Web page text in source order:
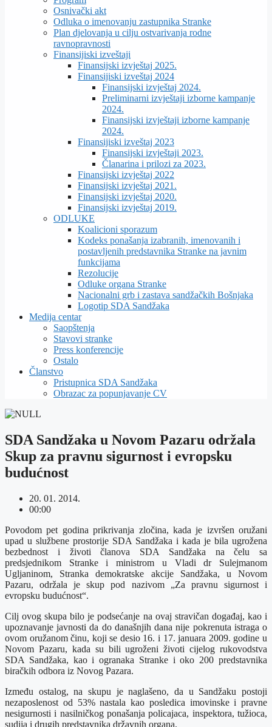
Osnivački akt
Odluka o imenovanju zastupnika Stranke
Plan djelovanja u cilju ostvarivanja rodne
ravnopravnosti
Finansijiski izveštaji
Finansijski izvještaj 2025.
Finansijiski izveštaj 2024
Finansijski izvještaj 2024.
Preliminarni izvještaji izborne kampanje
2024.
Finansijski izvještaji izborne kampanje
2024.
Finansijiski izveštaj 2023
Finansijski izvještaji 2023.
Članarina i prilozi za 2023.
Finansijski izvještaj 2022
Finansijski izvještaj 2021.
Finansijski izvještaj 2020.
Finansijski izvještaj 2019.
ODLUKE
Koalicioni sporazum
Kodeks ponašanja izabranih, imenovanih i
postavljenih predstavnika Stranke na javnim
funkcijama
Rezolucije
Odluke organa Stranke
Nacionalni grb i zastava sandžačkih Bošnjaka
Logotip SDA Sandžaka
Medija centar
Saopštenja
Stavovi stranke
Press konferencije
Ostalo
Članstvo
Pristupnica SDA Sandžaka
Obrazac za popunjavanje CV
SDA Sandžaka u Novom Pazaru održala
Skup za pravnu sigurnost i evropsku
budućnost
20. 01. 2014.
00:00
Povodom pet godina prikrivanja zločina, kada je izvršen oružani
upad u službene prostorije SDA Sandžaka i kada je bila ugrožena
bezbednost i životi članova SDA Sandžaka na čelu sa
predsjednikom Stranke i ministrom u Vladi dr Sulejmanom
Ugljaninom, Stranka demokratske akcije Sandžaka, u Novom
Pazaru, održala je skup pod nazivom „Za pravnu sigurnost i
evropsku budućnost“.
Cilj ovog skupa bilo je podsećanje na ovaj stravičan događaj, kao i
upoznavanje javnosti da do današnjih dana nije pokrenuta istraga o
ovom oružanom činu, koji se desio 16. i 17. januara 2009. godine u
Novom Pazaru, kada su bili ugroženi životi cijelog rukovodstva
SDA Sandžaka, kao i ogranaka Stranke i oko 200 predstavnika
biračkih odbora iz Novog Pazara.
Između ostalog, na skupu je naglašeno, da u Sandžaku postoji
nezaposlenost od 53% nastala kao posledica imovinske i pravne
nesigurnosti i nasilničkog ponašanja policajaca, inspektora, tužioca,
sudija i drugih predstavnika državnih organa.